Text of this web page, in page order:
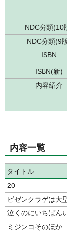
NDC分類(10
NDC分類(9
ISBN
ISBN(新)
内容紹介
内容一覧
タイトル
20
ビゼンクラゲは大
泣くのにいちばん
ミジンコそのほか